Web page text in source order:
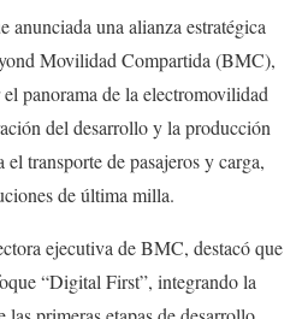
anunciada una alianza estratégica
Movilidad Compartida (BMC),
panorama de la electromovilidad
del desarrollo y la producción
transporte de pasajeros y carga,
de última milla.
ejecutiva de BMC, destacó que
“Digital First”, integrando la